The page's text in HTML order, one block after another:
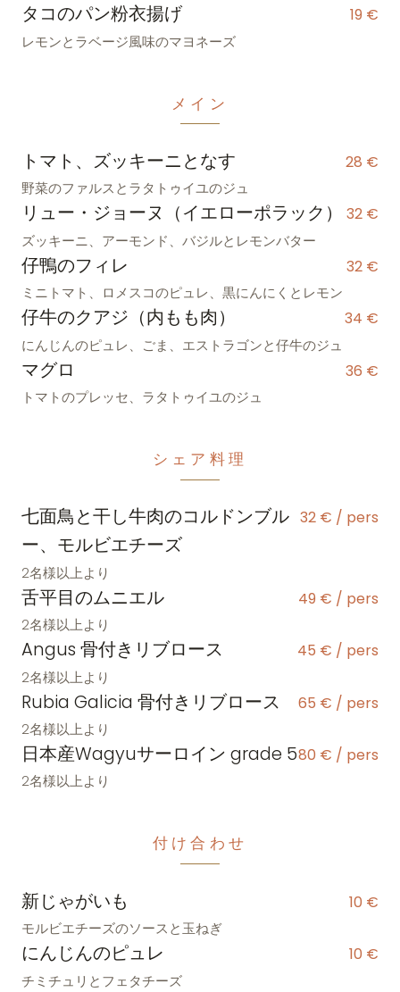
タコのパン粉衣揚げ 19 €
レモンとラベージ風味のマヨネーズ
メイン
トマト、ズッキーニとなす 28 €
野菜のファルスとラタトゥイユのジュ
リュー・ジョーヌ（イエローポラック） 32 €
ズッキーニ、アーモンド、バジルとレモンバター
仔鴨のフィレ 32 €
ミニトマト、ロメスコのピュレ、黒にんにくとレモン
仔牛のクアジ（内もも肉） 34 €
にんじんのピュレ、ごま、エストラゴンと仔牛のジュ
マグロ 36 €
トマトのプレッセ、ラタトゥイユのジュ
シェア料理
七面鳥と干し牛肉のコルドンブル
ー、モルビエチーズ
32 € / pers
2名様以上より
舌平目のムニエル 49 € / pers
2名様以上より
Angus 骨付きリブロース 45 € / pers
2名様以上より
Rubia Galicia 骨付きリブロース 65 € / pers
2名様以上より
日本産Wagyuサーロイン grade 580 € / pers
2名様以上より
付け合わせ
新じゃがいも 10 €
モルビエチーズのソースと玉ねぎ
にんじんのピュレ 10 €
チミチュリとフェタチーズ